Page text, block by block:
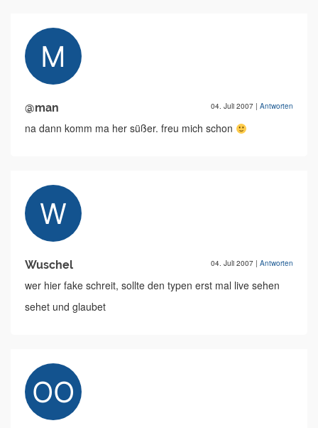
@man 04. Juli 2007 | Antworten
na dann komm ma her süßer. freu mich schon
Wuschel 04. Juli 2007 | Antworten
wer hier fake schreit, sollte den typen erst mal live sehen
sehet und glaubet